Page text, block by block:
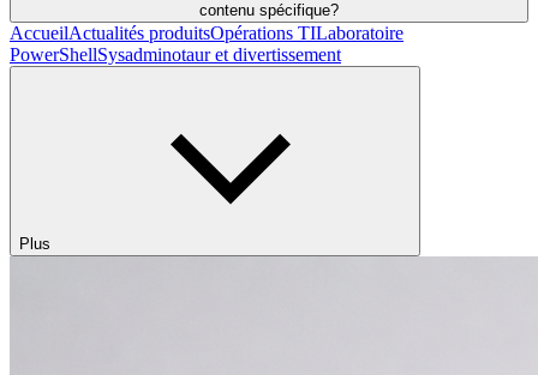
contenu spécifique?
AccueilActualités produitsOpérations TILaboratoire
PowerShellSysadminotaur et divertissement
Plus